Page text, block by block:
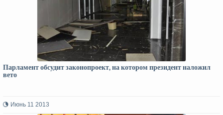
Парламент обсудит законопроект, на котором президент наложил
вето
Июнь 11 2013